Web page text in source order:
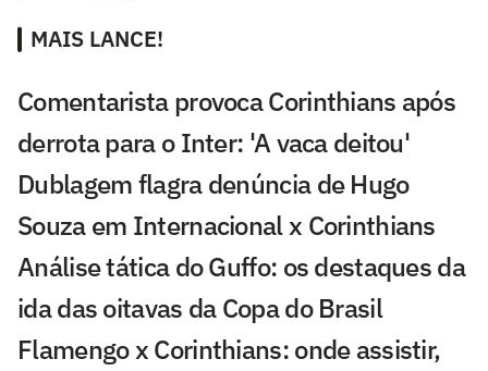
MAIS LANCE!
Comentarista provoca Corinthians após
derrota para o Inter: 'A vaca deitou'
Dublagem flagra denúncia de Hugo
Souza em Internacional x Corinthians
Análise tática do Guffo: os destaques da
ida das oitavas da Copa do Brasil
Flamengo x Corinthians: onde assistir,